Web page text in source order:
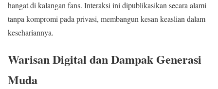
hangat di kalangan fans. Interaksi ini dipublikasikan secara alami
tanpa kompromi pada privasi, membangun kesan keaslian dalam
kesehariannya.
Warisan Digital dan Dampak Generasi
Muda